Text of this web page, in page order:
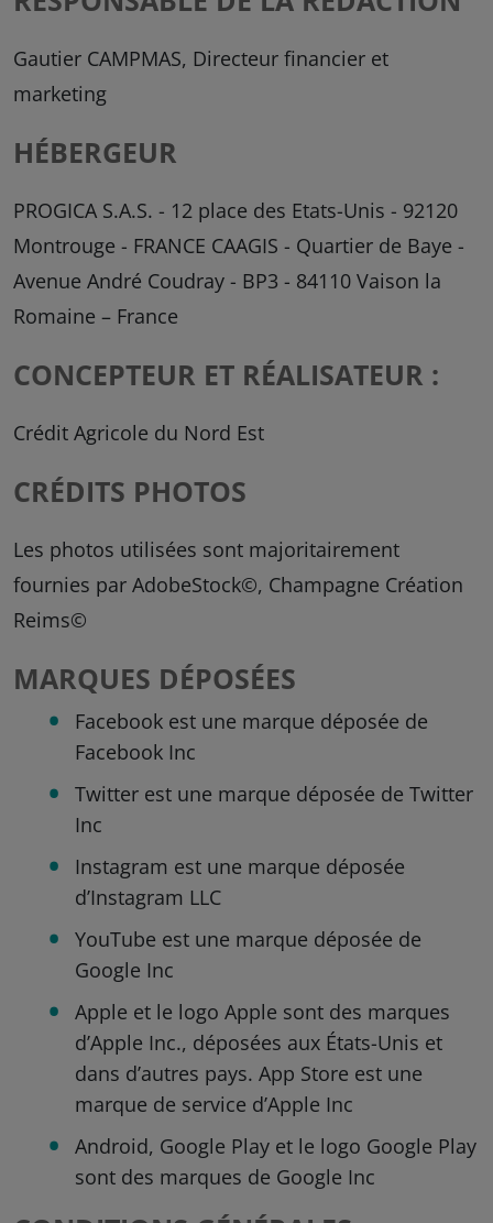
Gautier CAMPMAS, Directeur financier et
marketing
HÉBERGEUR
PROGICA S.A.S. - 12 place des Etats-Unis - 92120
Montrouge - FRANCE CAAGIS - Quartier de Baye -
Avenue André Coudray - BP3 - 84110 Vaison la
Romaine – France
CONCEPTEUR ET RÉALISATEUR :
Crédit Agricole du Nord Est
CRÉDITS PHOTOS
Les photos utilisées sont majoritairement
fournies par AdobeStock©, Champagne Création
Reims©
MARQUES DÉPOSÉES
Facebook est une marque déposée de
Facebook Inc
Twitter est une marque déposée de Twitter
Inc
Instagram est une marque déposée
d’Instagram LLC
YouTube est une marque déposée de
Google Inc
Apple et le logo Apple sont des marques
d’Apple Inc., déposées aux États-Unis et
dans d’autres pays. App Store est une
marque de service d’Apple Inc
Android, Google Play et le logo Google Play
sont des marques de Google Inc